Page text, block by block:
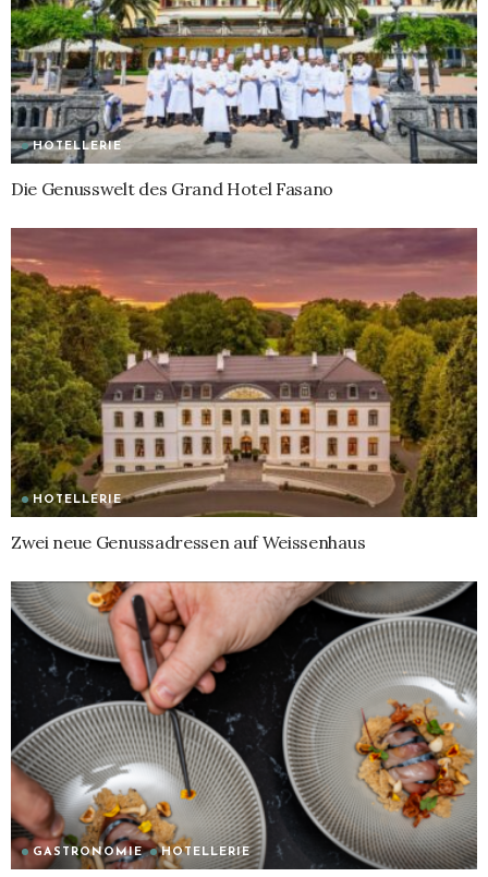
HOTELLERIE
Die Genusswelt des Grand Hotel Fasano
HOTELLERIE
Zwei neue Genussadressen auf Weissenhaus
GASTRONOMIE HOTELLERIE